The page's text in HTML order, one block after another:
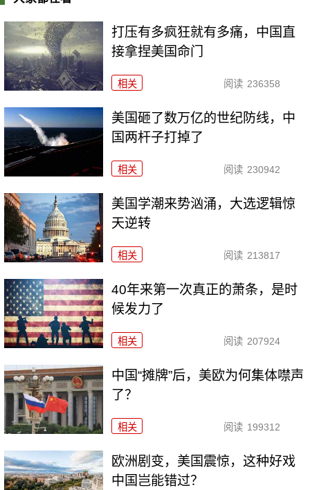
打压有多疯狂就有多痛，中国直
接拿捏美国命门
相关 阅读 236358
美国砸了数万亿的世纪防线，中
国两杆子打掉了
相关 阅读 230942
美国学潮来势汹涌，大选逻辑惊
天逆转
相关 阅读 213817
40年来第一次真正的萧条，是时
候发力了
相关 阅读 207924
中国“摊牌”后，美欧为何集体噤声
了？
相关 阅读 199312
欧洲剧变，美国震惊，这种好戏
中国岂能错过？